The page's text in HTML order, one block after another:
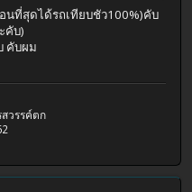
ที่สุดได้รถเทียบชัว100%)คับ
คับ)
คับผม
วรรค์ตก